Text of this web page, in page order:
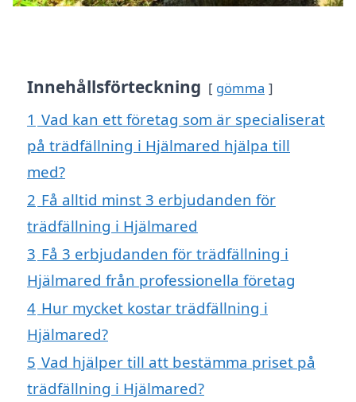
Innehållsförteckning gömma
1 Vad kan ett företag som är specialiserat
på trädfällning i Hjälmared hjälpa till
med?
2 Få alltid minst 3 erbjudanden för
trädfällning i Hjälmared
3 Få 3 erbjudanden för trädfällning i
Hjälmared från professionella företag
4 Hur mycket kostar trädfällning i
Hjälmared?
5 Vad hjälper till att bestämma priset på
trädfällning i Hjälmared?